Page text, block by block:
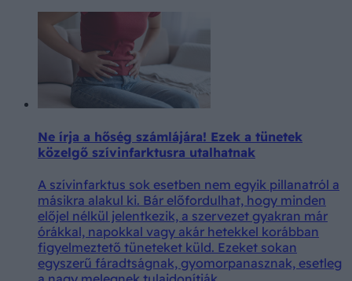
Ne írja a hőség számlájára! Ezek a tünetek
közelgő szívinfarktusra utalhatnak
A szívinfarktus sok esetben nem egyik pillanatról a
másikra alakul ki. Bár előfordulhat, hogy minden
előjel nélkül jelentkezik, a szervezet gyakran már
órákkal, napokkal vagy akár hetekkel korábban
figyelmeztető tüneteket küld. Ezeket sokan
egyszerű fáradtságnak, gyomorpanasznak, esetleg